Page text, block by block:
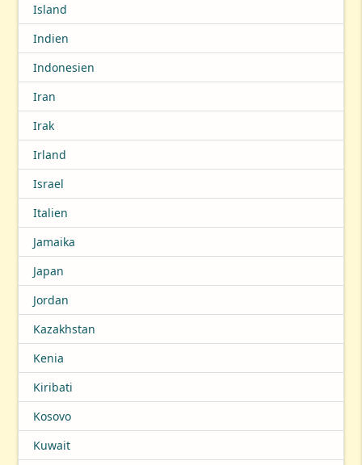
Island
Indien
Indonesien
Iran
Irak
Irland
Israel
Italien
Jamaika
Japan
Jordan
Kazakhstan
Kenia
Kiribati
Kosovo
Kuwait